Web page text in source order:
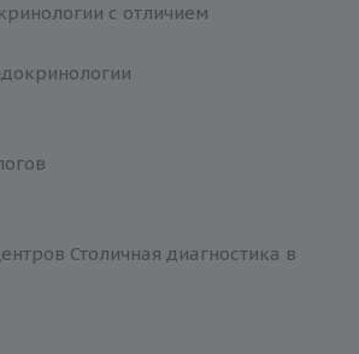
с отличием
Столичная диагностика в